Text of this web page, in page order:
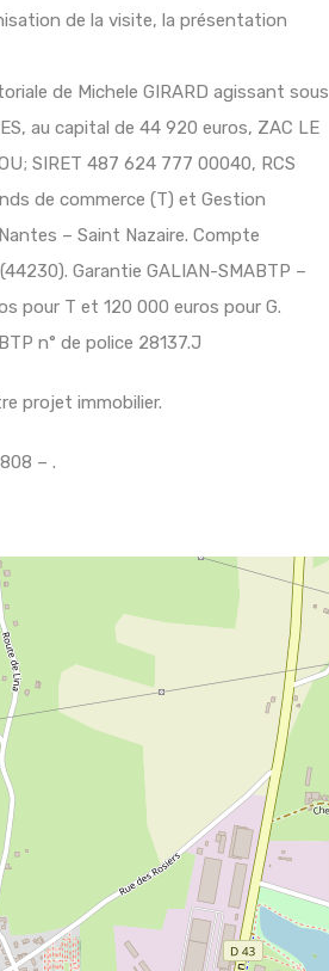
de la visite, la présentation
de Michele GIRARD agissant sous
au capital de 44 920 euros, ZAC LE
SIRET 487 624 777 00040, RCS
de commerce (T) et Gestion
– Saint Nazaire. Compte
Garantie GALIAN-SMABTP –
pour T et 120 000 euros pour G.
n° de police 28137.J
projet immobilier.
– .